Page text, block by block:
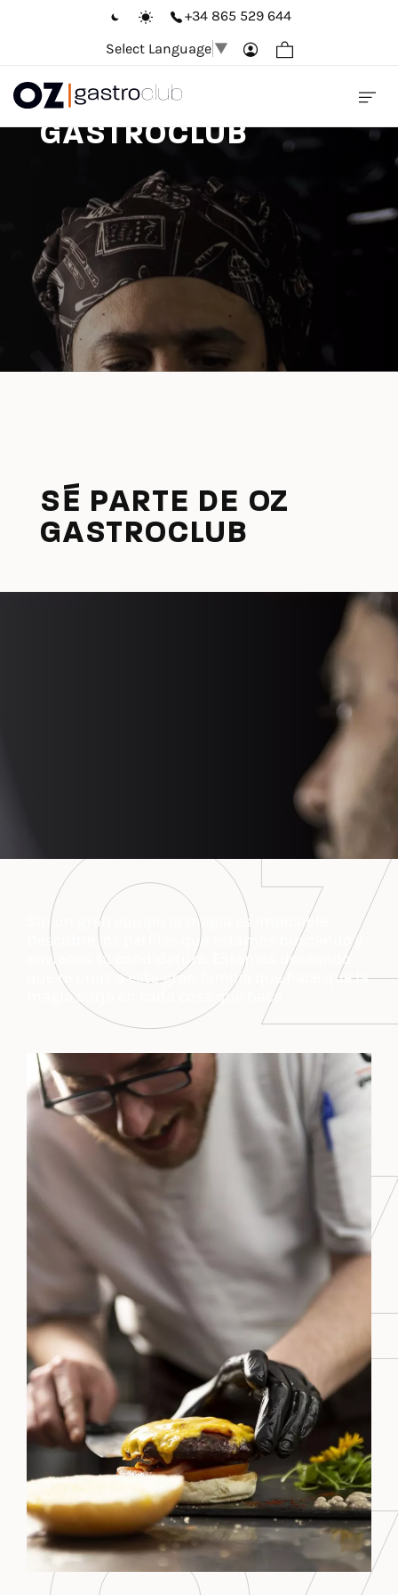
+34 865 529 644
Select Language ▼
SÉ PARTE DE OZ
GASTROCLUB
SÉ PARTE DE OZ
GASTROCLUB
Sin un gran equipo la magia es imposible.
Descubre los perfiles que estamos buscando y
envíanos tu candidatura. Estamos deseando
que te unas a esta gran familia que hace que la
magia surja en cada cosa que hace.